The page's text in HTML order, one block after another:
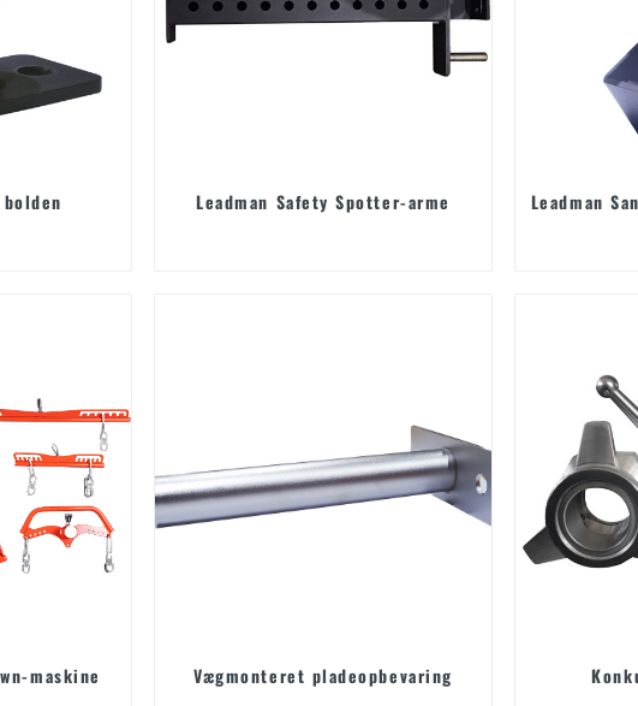
Leadman Safety Spotter-arme
Leadman
maskine
Vægmonteret pladeopbevaring